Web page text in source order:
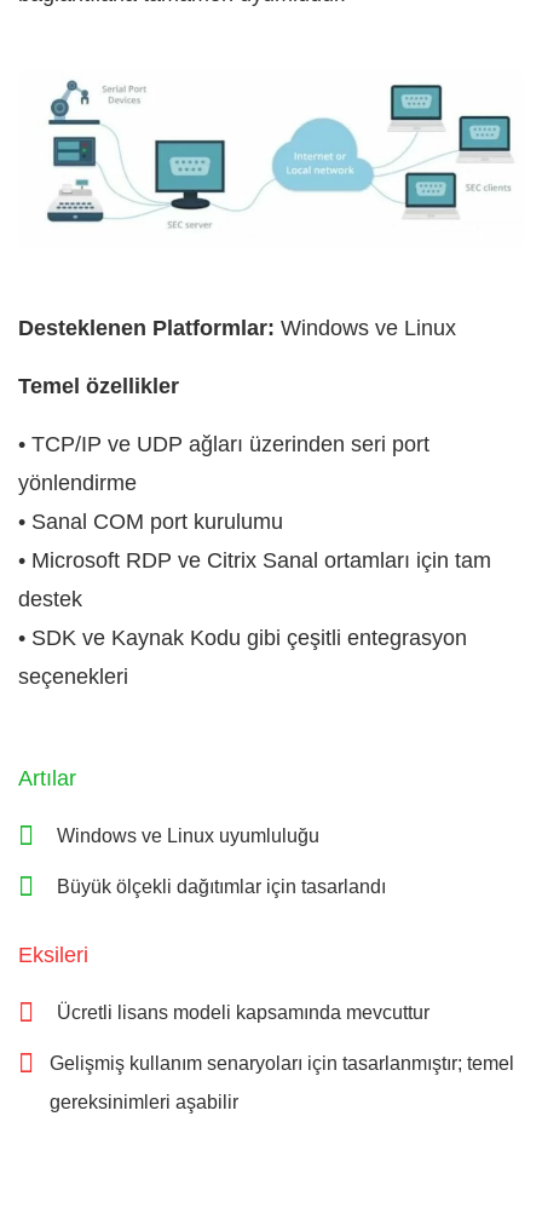
Desteklenen Platformlar: Windows ve Linux
Temel özellikler
• TCP/IP ve UDP ağları üzerinden seri port
yönlendirme
• Sanal COM port kurulumu
• Microsoft RDP ve Citrix Sanal ortamları için tam
destek
• SDK ve Kaynak Kodu gibi çeşitli entegrasyon
seçenekleri
Artılar
Windows ve Linux uyumluluğu
Büyük ölçekli dağıtımlar için tasarlandı
Eksileri
Ücretli lisans modeli kapsamında mevcuttur
Gelişmiş kullanım senaryoları için tasarlanmıştır; temel
gereksinimleri aşabilir